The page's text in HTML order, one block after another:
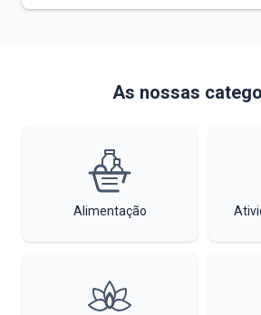
As nossas
Alimentação